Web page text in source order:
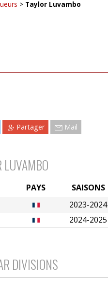
> Taylor Luvambo
Partager Mail
LUVAMBO
PAYS SAISONS
2023-2024
2024-2025
DIVISIONS